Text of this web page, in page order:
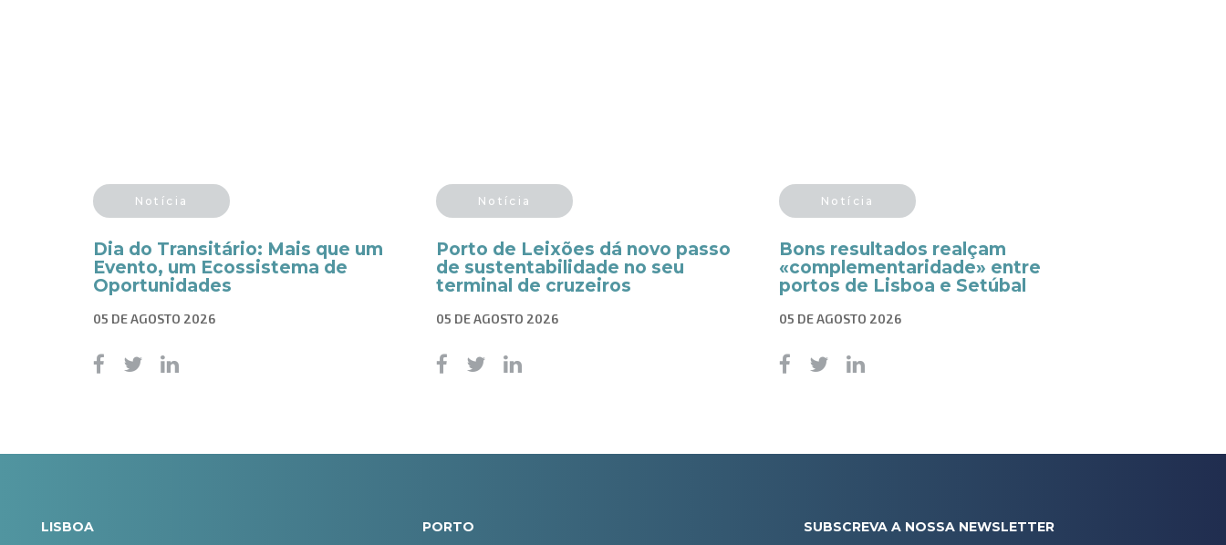
Notícia
Dia do Transitário: Mais que um
Evento, um Ecossistema de
Oportunidades
05 DE AGOSTO 2026
Notícia
Porto de Leixões dá novo passo
de sustentabilidade no seu
terminal de cruzeiros
05 DE AGOSTO 2026
Notícia
Bons resultados realçam
«complementaridade» entre
portos de Lisboa e Setúbal
05 DE AGOSTO 2026
LISBOA PORTO SUBSCREVA A NOSSA NEWSLETTER